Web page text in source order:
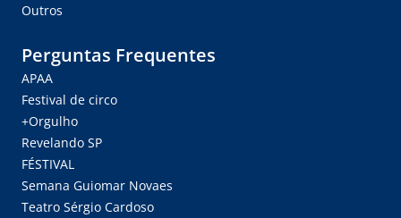
Outros
Perguntas Frequentes
APAA
Festival de circo
+Orgulho
Revelando SP
FÉSTIVAL
Semana Guiomar Novaes
Teatro Sérgio Cardoso